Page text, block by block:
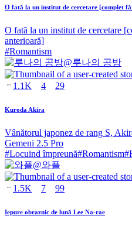
O fată la un institut de cercetare [complet
O fată la un institut de cercetare
anterioară]
#Romantism
@루나의 공방
1.1K 4 29
Kuroda Akira
Vânătorul japonez de rang S,
Gemeni 2.5 Pro
#Locuind împreună#Romantism#
@와플
1.5K 7 99
Iepure obraznic de lună Lee Na-rae